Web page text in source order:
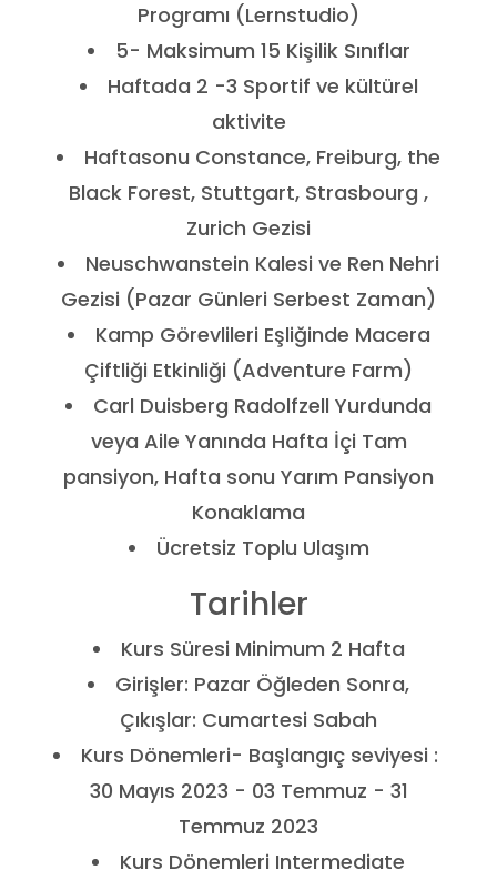
Programı (Lernstudio)
5- Maksimum 15 Kişilik Sınıflar
Haftada 2 -3 Sportif ve kültürel
aktivite
Haftasonu Constance, Freiburg, the
Black Forest, Stuttgart, Strasbourg ,
Zurich Gezisi
Neuschwanstein Kalesi ve Ren Nehri
Gezisi (Pazar Günleri Serbest Zaman)
Kamp Görevlileri Eşliğinde Macera
Çiftliği Etkinliği (Adventure Farm)
Carl Duisberg Radolfzell Yurdunda
veya Aile Yanında Hafta İçi Tam
pansiyon, Hafta sonu Yarım Pansiyon
Konaklama
Ücretsiz Toplu Ulaşım
Tarihler
Kurs Süresi Minimum 2 Hafta
Girişler: Pazar Öğleden Sonra,
Çıkışlar: Cumartesi Sabah
Kurs Dönemleri- Başlangıç seviyesi :
30 Mayıs 2023 - 03 Temmuz - 31
Temmuz 2023
Kurs Dönemleri Intermediate